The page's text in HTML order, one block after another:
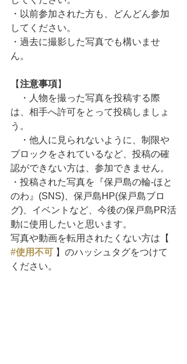
・以前参加された方も、どんどん参加
してください。
・過去に撮影した写真でも構いませ
ん。
【注意事項】
・人物を撮った写真を投稿する際
は、相手へ許可をとって投稿しましょ
う。
ブロックをされているなど、投稿の確
認ができない方は、参加できません。
・投稿された写真を『保戸島の輪-ほと
のわ』(SNS)、保戸島HP(保戸島ブロ
グ)、イベントなど、今後の保戸島PR活
動に使用したいと思います。
写真や動画を転用されたくない方は【
#使用不可 】のハッシュタグをつけて
ください。